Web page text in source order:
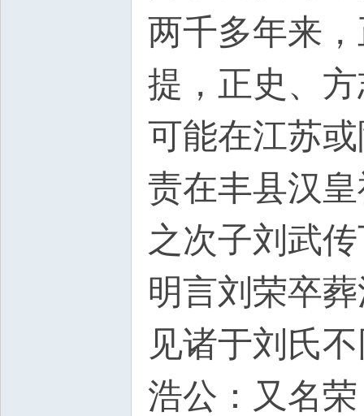
两千多年来
提，正史、
可能在江苏
责在丰县汉
之次子刘武
明言刘荣卒
见诸于刘氏
浩公：又名